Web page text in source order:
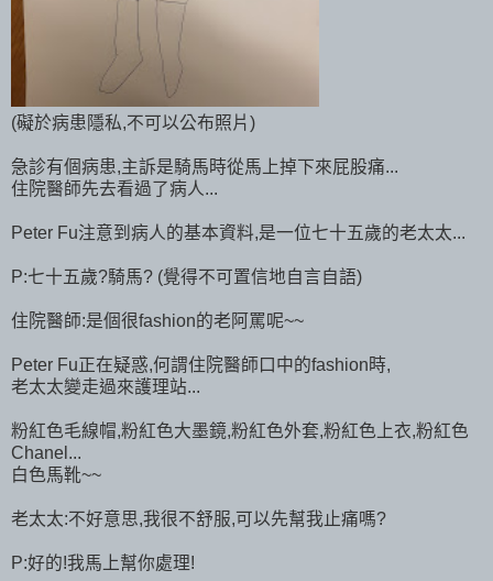
(礙於病患隱私,不可以公布照片)
急診有個病患,主訴是騎馬時從馬上掉下來屁股痛...
住院醫師先去看過了病人...
Peter Fu注意到病人的基本資料,是一位七十五歲的老太太...
P:七十五歲?騎馬? (覺得不可置信地自言自語)
住院醫師:是個很fashion的老阿罵呢~~
Peter Fu正在疑惑,何謂住院醫師口中的fashion時,
老太太變走過來護理站...
粉紅色毛線帽,粉紅色大墨鏡,粉紅色外套,粉紅色上衣,粉紅色
Chanel...
白色馬靴~~
老太太:不好意思,我很不舒服,可以先幫我止痛嗎?
P:好的!我馬上幫你處理!